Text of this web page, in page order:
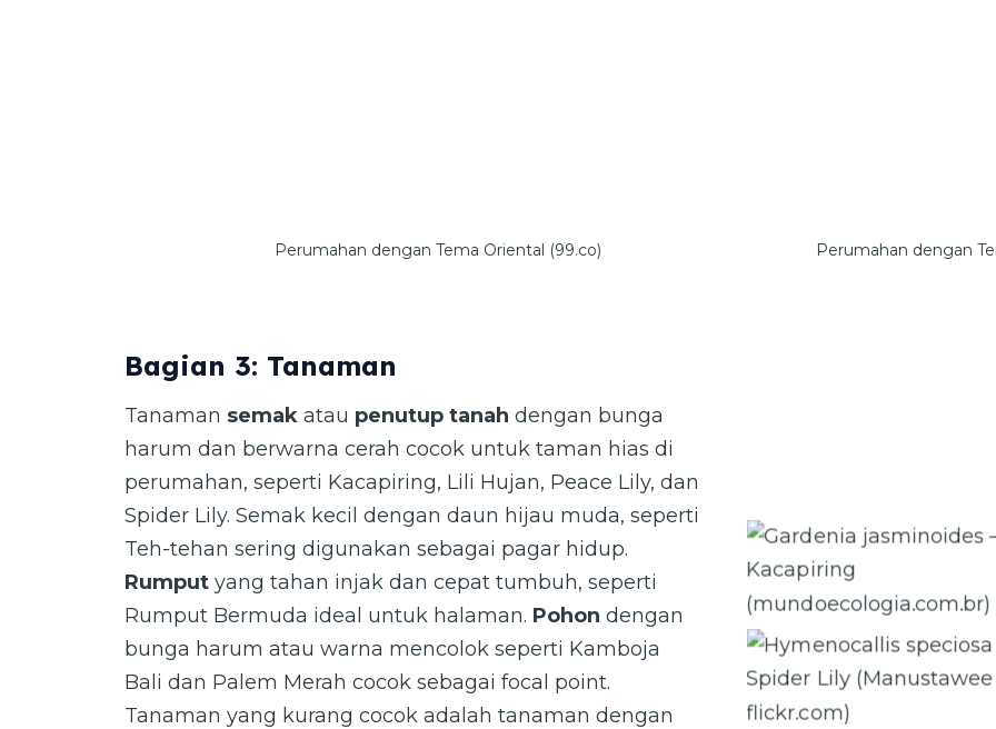
Perumahan dengan Tema Oriental (99.co) Perumahan dengan
Bagian 3: Tanaman
Tanaman semak atau penutup tanah dengan bunga
harum dan berwarna cerah cocok untuk taman hias di
perumahan, seperti Kacapiring, Lili Hujan, Peace Lily, dan
Spider Lily. Semak kecil dengan daun hijau muda, seperti
Teh-tehan sering digunakan sebagai pagar hidup.
Rumput yang tahan injak dan cepat tumbuh, seperti
Rumput Bermuda ideal untuk halaman. Pohon dengan
bunga harum atau warna mencolok seperti Kamboja
Bali dan Palem Merah cocok sebagai focal point.
Tanaman yang kurang cocok adalah tanaman dengan
(mundoecologia.com.br)
Hymenocallis speciosa —
Lily (Manustawee via